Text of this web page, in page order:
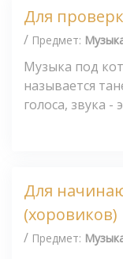
Для
/ Предмет:
Музыка под
называется
голоса, звука -
Для
(хоровиков)
/ Предмет: